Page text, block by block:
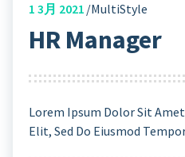
1 3月 2021 MultiStyle
HR Manager
Lorem Ipsum Dolor Sit
Elit, Sed Do Eiusmod